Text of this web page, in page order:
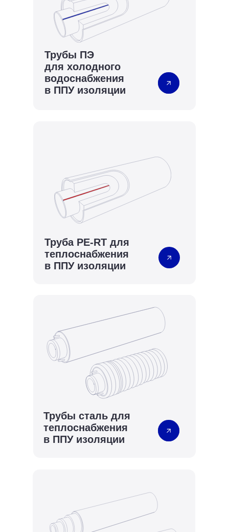
Трубы ПЭ
для холодного
водоснабжения
в ППУ изоляции
Труба PE-RT для
теплоснабжения
в ППУ изоляции
Трубы сталь для
теплоснабжения
в ППУ изоляции